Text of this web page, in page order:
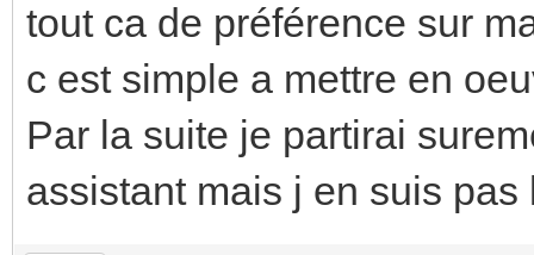
tout ca de préférence sur
c est simple a mettre en
Par la suite je partirai
assistant mais j en suis